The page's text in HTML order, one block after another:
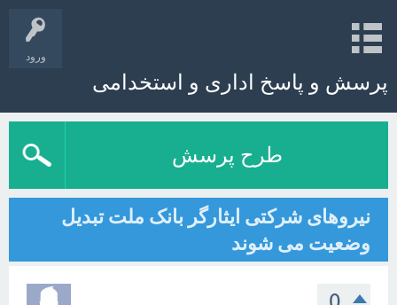
ورود
پرسش و پاسخ اداری و استخدامی
طرح پرسش
نیروهای شرکتی ایثارگر بانک ملت تبدیل
وضعیت می شوند